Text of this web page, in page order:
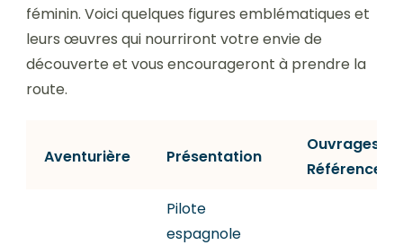
féminin. Voici quelques figures emblématiques et
leurs œuvres qui nourriront votre envie de
découverte et vous encourageront à prendre la
route.
Aventurière Présentation
Ouvrages /
Références
Pilote
espagnole